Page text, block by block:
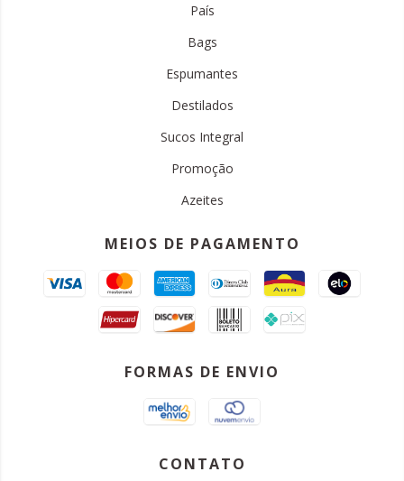
País
Bags
Espumantes
Destilados
Sucos Integral
Promoção
Azeites
MEIOS DE PAGAMENTO
FORMAS DE ENVIO
CONTATO